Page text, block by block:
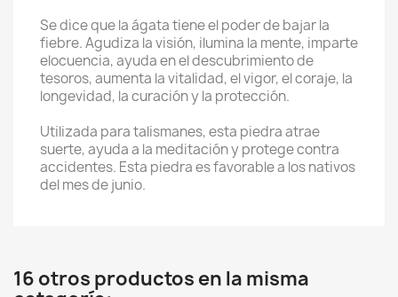
Se dice que la ágata tiene el poder de bajar la
fiebre. Agudiza la visión, ilumina la mente, imparte
elocuencia, ayuda en el descubrimiento de
tesoros, aumenta la vitalidad, el vigor, el coraje, la
longevidad, la curación y la protección.
Utilizada para talismanes, esta piedra atrae
suerte, ayuda a la meditación y protege contra
accidentes. Esta piedra es favorable a los nativos
del mes de junio.
16 otros productos en la misma